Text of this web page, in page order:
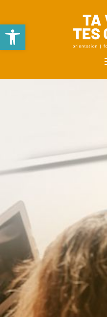
Ouvrir la barre d’outils